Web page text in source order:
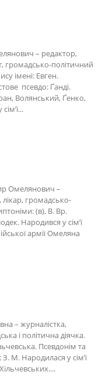
– редактор,
громадсько-політичний
імені: Евген.
псевдо: Ґанді.
Волянський, Ґенко,
Омелянович –
лікар, громадсько-
(в), В. Вр.
Народився у сім’ї
армії Омеляна
– журналістка,
і політична діячка.
Псевдонім та
М. Народилася у сім’ї